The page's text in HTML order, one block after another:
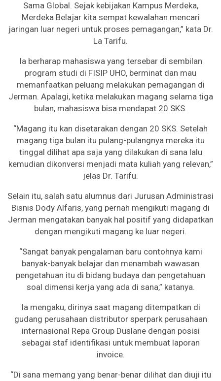
Sama Global. Sejak kebijakan Kampus Merdeka,
Merdeka Belajar kita sempat kewalahan mencari
jaringan luar negeri untuk proses pemagangan,” kata Dr.
La Tarifu.
Ia berharap mahasiswa yang tersebar di sembilan
program studi di FISIP UHO, berminat dan mau
memanfaatkan peluang melakukan pemagangan di
Jerman. Apalagi, ketika melakukan magang selama tiga
bulan, mahasiswa bisa mendapat 20 SKS.
“Magang itu kan disetarakan dengan 20 SKS. Setelah
magang tiga bulan itu pulang-pulangnya mereka itu
tinggal dilihat apa saja yang dilakukan di sana lalu
kemudian dikonversi menjadi mata kuliah yang relevan,”
jelas Dr. Tarifu.
Selain itu, salah satu alumnus dari Jurusan Administrasi
Bisnis Dody Alfaris, yang pernah mengikuti magang di
Jerman mengatakan banyak hal positif yang didapatkan
dengan mengikuti magang ke luar negeri.
“Sangat banyak pengalaman baru contohnya kami
banyak-banyak belajar dan menambah wawasan
pengetahuan itu di bidang budaya dan pengetahuan
soal dimensi kerja yang ada di sana,” katanya.
Ia mengaku, dirinya saat magang ditempatkan di
gudang perusahaan distributor sperpark perusahaan
internasional Repa Group Duslane dengan posisi
sebagai staf identifikasi untuk membuat laporan
invoice.
“Di sana memang yang benar-benar dilihat dan diuji itu